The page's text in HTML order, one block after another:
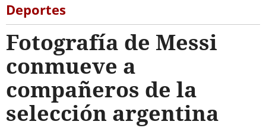
Deportes
Fotografía de Messi
conmueve a
compañeros de la
selección argentina